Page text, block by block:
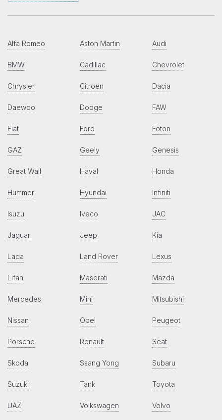
Alfa Romeo Aston Martin Audi
BMW Cadillac Chevrolet
Chrysler Citroen Dacia
Daewoo Dodge FAW
Fiat Ford Foton
GAZ Geely Genesis
Great Wall Haval Honda
Hummer Hyundai Infiniti
Isuzu Iveco JAC
Jaguar Jeep Kia
Lada Land Rover Lexus
Lifan Maserati Mazda
Mercedes Mini Mitsubishi
Nissan Opel Peugeot
Porsche Renault Seat
Skoda Ssang Yong Subaru
Suzuki Tank Toyota
UAZ Volkswagen Volvo